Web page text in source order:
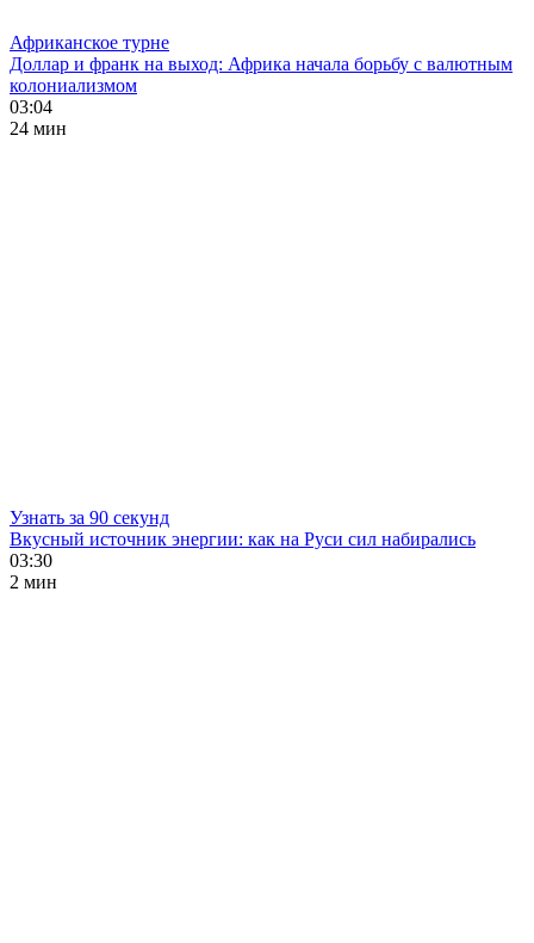
Африканское турне
Доллар и франк на выход: Африка начала борьбу с валютным
колониализмом
03:04
24 мин
Узнать за 90 секунд
Вкусный источник энергии: как на Руси сил набирались
03:30
2 мин